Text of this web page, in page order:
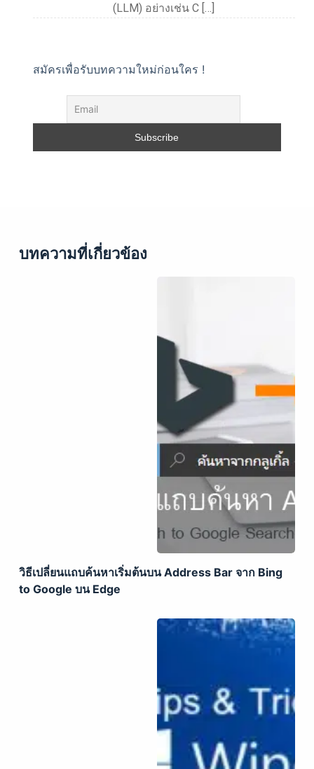
(LLM) อย่างเช่น C […]
สมัครเพื่อรับบทความใหม่ก่อนใคร !
บทความที่เกี่ยวข้อง
วิธีเปลี่ยนแถบค้นหาเริ่มต้นบน Address Bar จาก Bing
to Google บน Edge